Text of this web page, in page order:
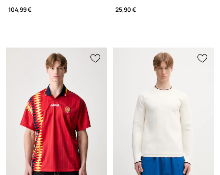
104,99 €
25,90 €